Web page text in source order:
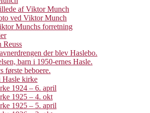
af Viktor Munch
ved Viktor Munch
Munchs forretning
Reuss
der blev Haslebo.
barn i 1950-ernes Hasle.
første beboere.
kirke
1924 – 6. april
1925 – 4. okt
1925 – 5. april